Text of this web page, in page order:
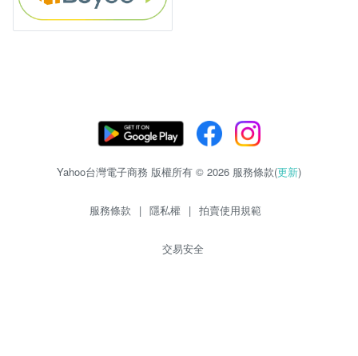
Yahoo台灣電子商務 版權所有 © 2026 服務條款(更新)
服務條款 | 隱私權 | 拍賣使用規範
交易安全